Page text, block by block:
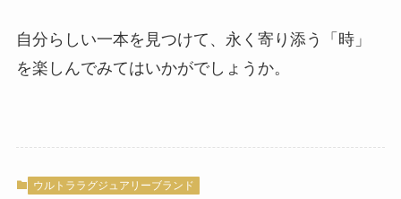
自分らしい一本を見つけて、永く寄り添う「時」
を楽しんでみてはいかがでしょうか。
ウルトララグジュアリーブランド